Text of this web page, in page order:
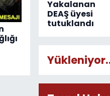
Yakalanan
DEAŞ üyesi
tutuklandı